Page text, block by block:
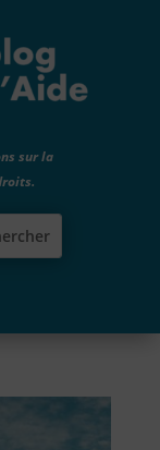
sur la